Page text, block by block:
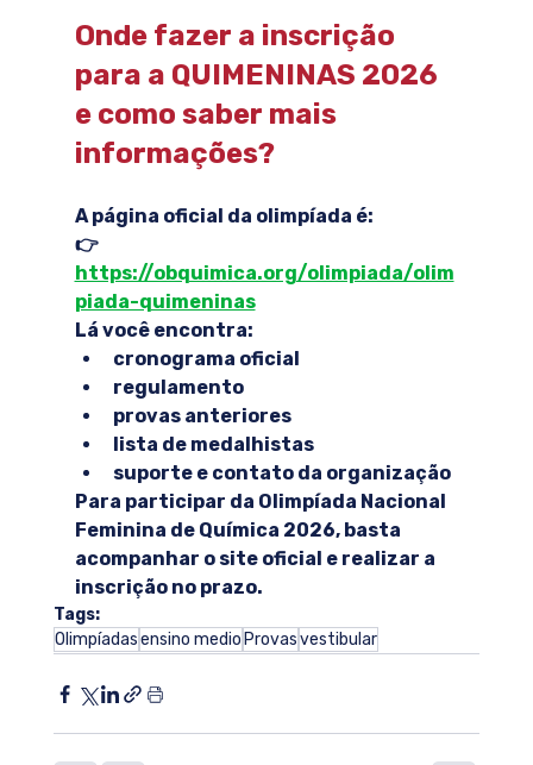
Onde fazer a inscrição
para a QUIMENINAS 2026
e como saber mais
informações?
A página oficial da olimpíada é:
👉
https://obquimica.org/olimpiada/olim
piada-quimeninas
Lá você encontra:
cronograma oficial
regulamento
provas anteriores
lista de medalhistas
suporte e contato da organização
Para participar da Olimpíada Nacional
Feminina de Química 2026, basta
acompanhar o site oficial e realizar a
inscrição no prazo.
Tags:
Olimpíadasensino medioProvasvestibular